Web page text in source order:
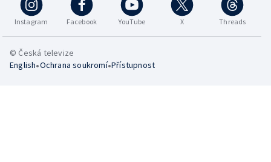
Instagram Facebook YouTube X Threads
© Česká televize
English•Ochrana soukromí•Přístupnost